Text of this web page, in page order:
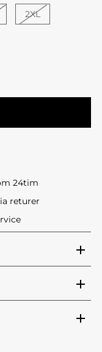
2XL
24tim
returer